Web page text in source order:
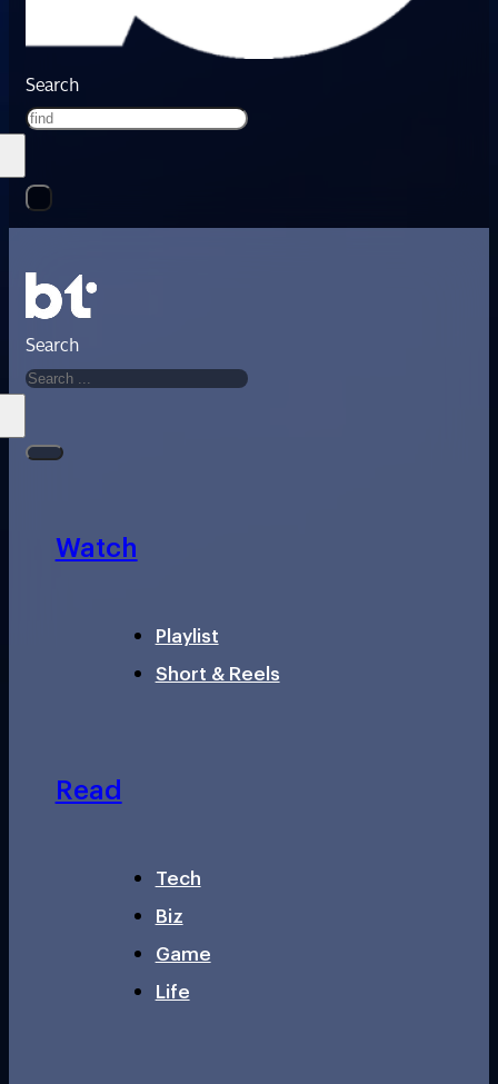
Search
Search
Watch
Playlist
Short & Reels
Read
Tech
Biz
Game
Life